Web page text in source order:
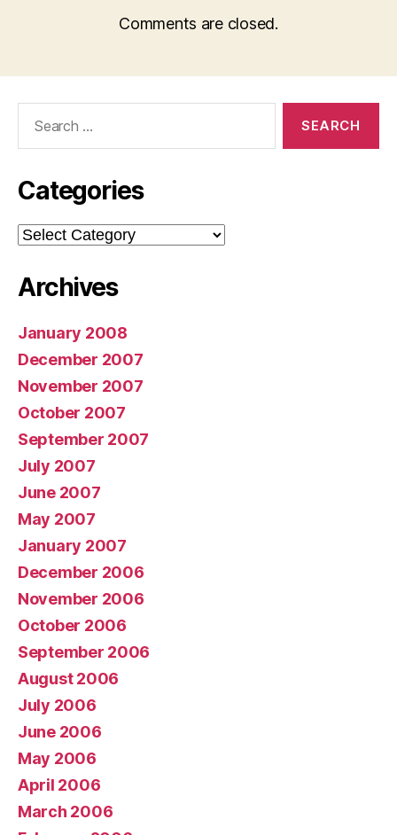
Comments are closed.
Categories
Categories
Archives
January 2008
December 2007
November 2007
October 2007
September 2007
July 2007
June 2007
May 2007
January 2007
December 2006
November 2006
October 2006
September 2006
August 2006
July 2006
June 2006
May 2006
April 2006
March 2006